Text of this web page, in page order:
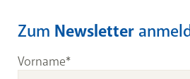
Zum Newsletter
Vorname